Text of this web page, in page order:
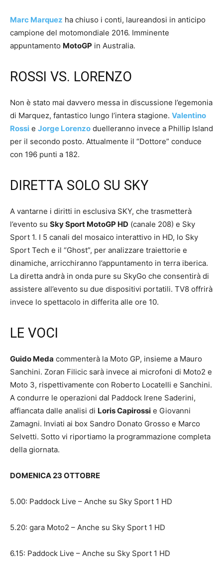
Marc Marquez ha chiuso i conti, laureandosi in anticipo
campione del motomondiale 2016. Imminente
appuntamento MotoGP in Australia.
ROSSI VS. LORENZO
Non è stato mai davvero messa in discussione l’egemonia
di Marquez, fantastico lungo l’intera stagione. Valentino
Rossi e Jorge Lorenzo duelleranno invece a Phillip Island
per il secondo posto. Attualmente il “Dottore” conduce
con 196 punti a 182.
DIRETTA SOLO SU SKY
A vantarne i diritti in esclusiva SKY, che trasmetterà
l’evento su Sky Sport MotoGP HD (canale 208) e Sky
Sport 1. I 5 canali del mosaico interattivo in HD, lo Sky
Sport Tech e il “Ghost”, per analizzare traiettorie e
dinamiche, arricchiranno l’appuntamento in terra iberica.
La diretta andrà in onda pure su SkyGo che consentirà di
assistere all’evento su due dispositivi portatili. TV8 offrirà
invece lo spettacolo in differita alle ore 10.
LE VOCI
Guido Meda commenterà la Moto GP, insieme a Mauro
Sanchini. Zoran Filicic sarà invece ai microfoni di Moto2 e
Moto 3, rispettivamente con Roberto Locatelli e Sanchini.
A condurre le operazioni dal Paddock Irene Saderini,
affiancata dalle analisi di Loris Capirossi e Giovanni
Zamagni. Inviati ai box Sandro Donato Grosso e Marco
Selvetti. Sotto vi riportiamo la programmazione completa
della giornata.
DOMENICA 23 OTTOBRE
5.00: Paddock Live – Anche su Sky Sport 1 HD
5.20: gara Moto2 – Anche su Sky Sport 1 HD
6.15: Paddock Live – Anche su Sky Sport 1 HD